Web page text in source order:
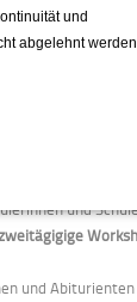
Tour d´Energieam
Herr Döring, für
auf. Gestartet
steht
und
und
und
abgelehnt werden.